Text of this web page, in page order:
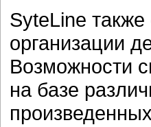
SyteLine
организации
Возможности
на базе